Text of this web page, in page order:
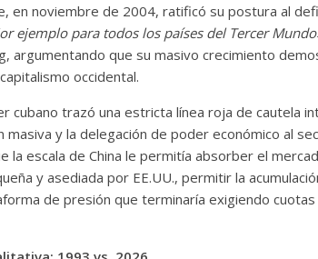
en noviembre de 2004, ratificó su postura al
ejemplo para todos los países del Tercer
argumentando que su masivo crecimiento
occidental.
cubano trazó una estricta línea roja de cautela
masiva y la delegación de poder económico al
la escala de China le permitía absorber el
y asediada por EE.UU., permitir la
de presión que terminaría exigiendo